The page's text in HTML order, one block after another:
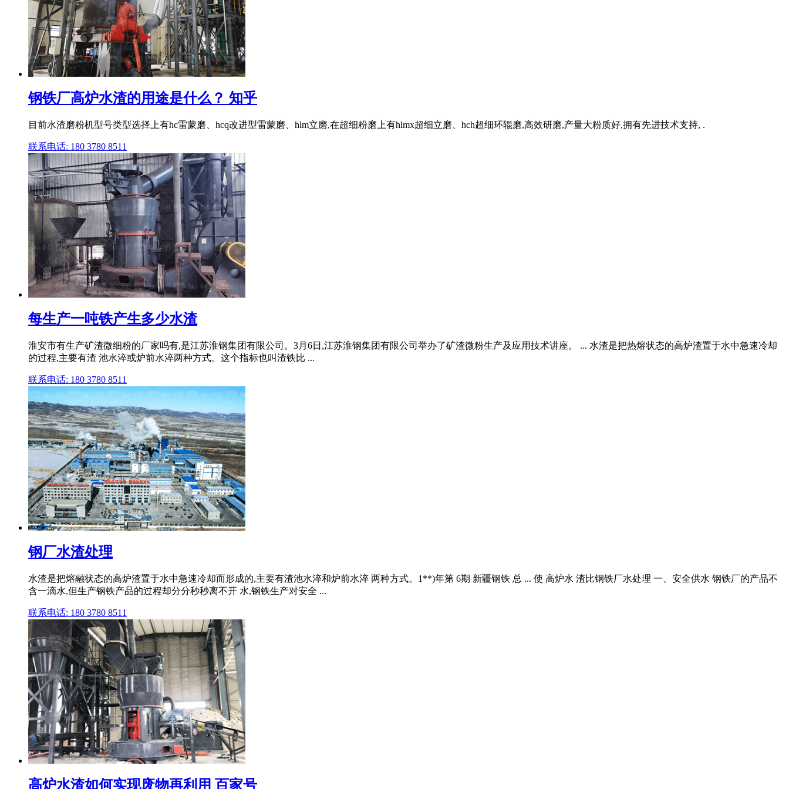
钢铁厂高炉水渣的用途是什么？ 知乎
目前水渣磨粉机型号类型选择上有hc雷蒙磨、hcq改进型雷蒙磨、hlm立磨,在超细粉磨上有hlmx超细立磨、hch超细环辊磨,高效研磨,产量大粉质好,拥有先进技术支持, .
联系电话: 180 3780 8511
每生产一吨铁产生多少水渣
淮安市有生产矿渣微细粉的厂家吗有,是江苏淮钢集团有限公司。3月6日,江苏淮钢集团有限公司举办了矿渣微粉生产及应用技术讲座。 ... 水渣是把热熔状态的高炉渣置于水中急速冷却
的过程,主要有渣 池水淬或炉前水淬两种方式。这个指标也叫渣铁比 ...
联系电话: 180 3780 8511
钢厂水渣处理
水渣是把熔融状态的高炉渣置于水中急速冷却而形成的,主要有渣池水淬和炉前水淬 两种方式。1**)年第 6期 新疆钢铁 总 ... 使 高炉水 渣比钢铁厂水处理 一、安全供水 钢铁厂的产品不
含一滴水,但生产钢铁产品的过程却分分秒秒离不开 水,钢铁生产对安全 ...
联系电话: 180 3780 8511
高炉水渣如何实现废物再利用 百家号